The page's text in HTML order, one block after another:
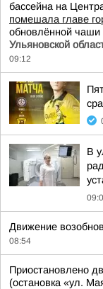
бассейна на
помешала главе
обновлённой чаши
Ульяновской
09:12
В
Движение
08:54
Приостановлено
(остановка «ул.